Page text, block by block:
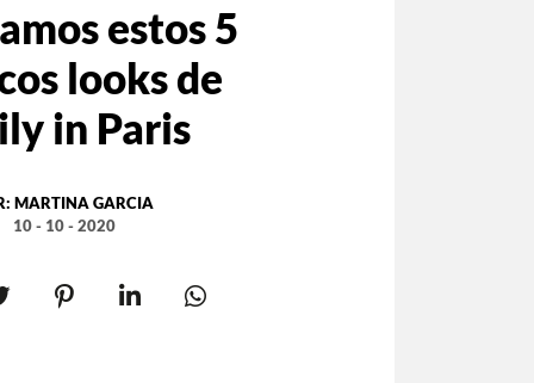
estos 5
looks de
in Paris
MARTINA GARCIA
10 - 10 - 2020